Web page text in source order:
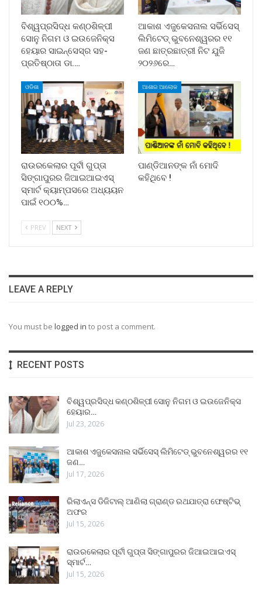
ବିଶ୍ୱପ୍ରସିଦ୍ଧ କଣ୍ଠଶିଳ୍ପୀ
ସୋନୁ ନିଗମ ଓ ଇଉଜେନିକ୍ସ
ହେୟାର ସାଇନ୍ସେସ୍ର ସହ-
ପ୍ରତିଷ୍ଠାତା ଡା.…
ଆକାଶ ଏଜୁକେସନାଲ ସର୍ଭିସେସ୍
ଲିମିଟେଡ୍ ଭୁବନେଶ୍ୱରର ୧୧
ଜଣ ଛାତ୍ରଛାତ୍ରୀ ନିଟ ଯୁଜି
୨୦୨୬ରେ…
ଓଡିଶା
ରାଉରକେଲାର ପୂର୍ବୀ ଗୁପ୍ତା
ସିଙ୍ଗାପୁରର ଜିଆଇଆଇଏସ୍
ସ୍ମାର୍ଟ କ୍ୟାମ୍ପସରେ ଅଧ୍ୟୟନ
ପାଇଁ ୧୦୦%…
ଆଶାର ଆଲୋକ
ପାଣ୍ଡିଆନଙ୍କ ନାଁ ମୋଦି
କହିଥିବେ !
PREV NEXT
LEAVE A REPLY
You must be logged in to post a comment.
RECENT POSTS
ବିଶ୍ୱପ୍ରସିଦ୍ଧ କଣ୍ଠଶିଳ୍ପୀ ସୋନୁ ନିଗମ ଓ ଇଉଜେନିକ୍ସ
ହେୟାର…
Jul 23, 2026
ଆକାଶ ଏଜୁକେସନାଲ ସର୍ଭିସେସ୍ ଲିମିଟେଡ୍ ଭୁବନେଶ୍ୱରର ୧୧
ଜଣ…
Jul 17, 2026
ରିଲାଏନ୍ସ ଡିଜିଟାଲ୍ ଆଣିଲା ଗ୍ରାଣ୍ଡ ରଥଯାତ୍ରା ଫେଷ୍ଟିଭ୍
ଅଫର
Jul 15, 2026
ରାଉରକେଲାର ପୂର୍ବୀ ଗୁପ୍ତା ସିଙ୍ଗାପୁରର ଜିଆଇଆଇଏସ୍
ସ୍ମାର୍ଟ…
Jul 15, 2026